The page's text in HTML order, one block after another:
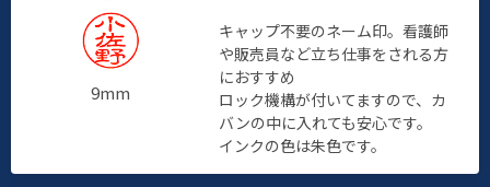
9mm
キャップ不要のネーム印。看護師
や販売員など立ち仕事をされる方
におすすめ
ロック機構が付いてますので、カ
バンの中に入れても安心です。
インクの色は朱色です。